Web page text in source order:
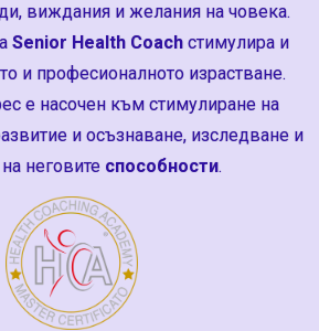
виждания и желания на човека.
Senior Health Coach стимулира и
и професионалното израстване.
е насочен към стимулиране на
и осъзнаване, изследване и
неговите способности.